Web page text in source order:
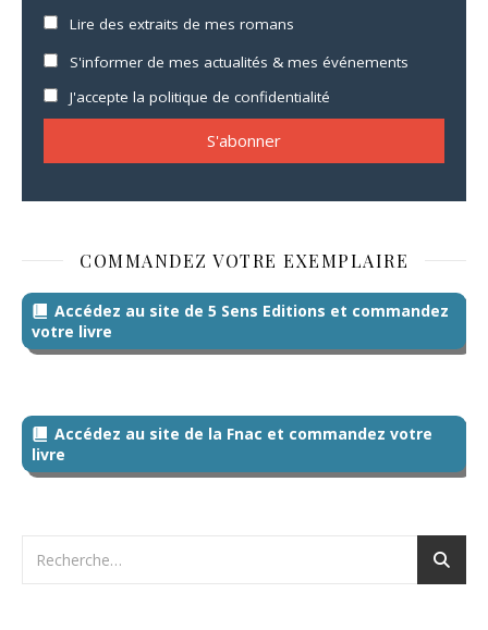
Lire des extraits de mes romans
S'informer de mes actualités & mes événements
J'accepte la politique de confidentialité
COMMANDEZ VOTRE EXEMPLAIRE
Accédez au site de 5 Sens Editions et commandez
votre livre
Accédez au site de la Fnac et commandez votre
livre